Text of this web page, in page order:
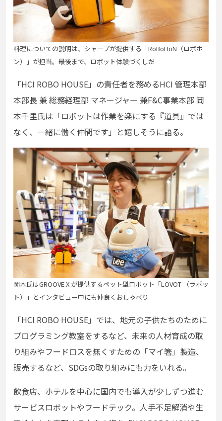
料理についての説明は、シャープが提供する「RoBoHoN（ロボホ
ン）」が担当。最後まで、ロボット体験づくしだ
「HCI ROBO HOUSE」の責任者を務めるHCI 管理本部
本部長 兼 総務経理部 マネージャー 兼F&C事業本部 岡
本千里氏は「ロボットは作業を楽にする『道具』では
なく、一緒に働く仲間です」と嬉しそうに語る。
岡本氏はGROOVE X が提供するペット型ロボット「LOVOT （ラボッ
ト）」とインタビュー中にも仲良くおしゃべり
「HCI ROBO HOUSE」では、地元の子供たちのために
プログラミング教室をするなど、未来の人材育成の取
り組みやフードロスを無くすための「マイ箸」製造、
販売するなど、SDGsの取り組みにも力をいれる。
飲食店、ホテルを中心に国内でも導入が少しずつ進む
サービスロボットやフードテック。人手不足解消や生